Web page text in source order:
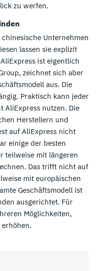
zu werfen.
Unternehmen
lassen sie explizit
ist eigentlich
zeichnet sich aber
aus. Die
Praktisch kann jeder
AliExpress nutzen. Die
Herstellern und
auf AliExpress nicht
einige der besten
teilweise mit längeren
Das trifft nicht auf
mit europäischen
Geschäftsmodell ist
ausgerichtet. Für
Möglichkeiten,